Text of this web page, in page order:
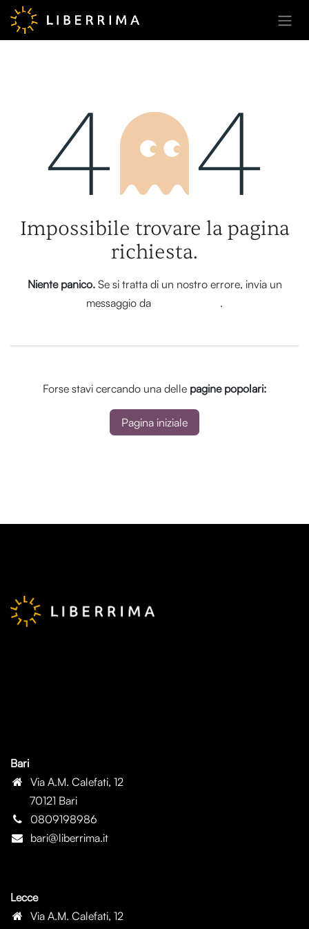
Passa al contenuto
Errore 404
Impossibile trovare la pagina
richiesta.
Niente panico.Se si tratta di un nostro errore, invia un
messaggio da
.
Forse stavi cercando una delle pagine popolari:
Pagina iniziale
Bari
Via A.M. Calefati, 12
70121 Bari
0809198986
bari@liberrima.it
Lecce
Via A.M. Calefati, 12